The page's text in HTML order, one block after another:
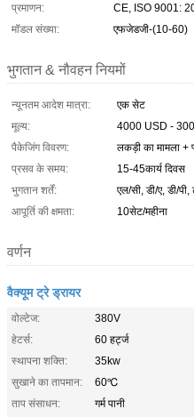
प्रमाणन:
CE, ISO 9001:
मॉडल संख्या:
एफजेडजी-(10-60)
भुगतान & नौवहन नियमों
न्यूनतम आदेश मात्रा:
एक सेट
मूल्य:
4000 USD -
पैकेजिंग विवरण:
लकड़ी का मामला +
प्रसव के समय:
15-45कार्य दिवस
भुगतान शर्तें:
एल/सी, डी/ए, डी/पी,
आपूर्ति की क्षमता:
10सेट/महीना
वर्णन
वैक्यूम ट्रे ड्रायर
वोल्टेज:
380V
हेटर्स:
60 हर्ट्ज
स्थापना शक्ति:
35kw
सुखाने का तापमान:
60℃
ताप संसाधन:
गर्म पानी